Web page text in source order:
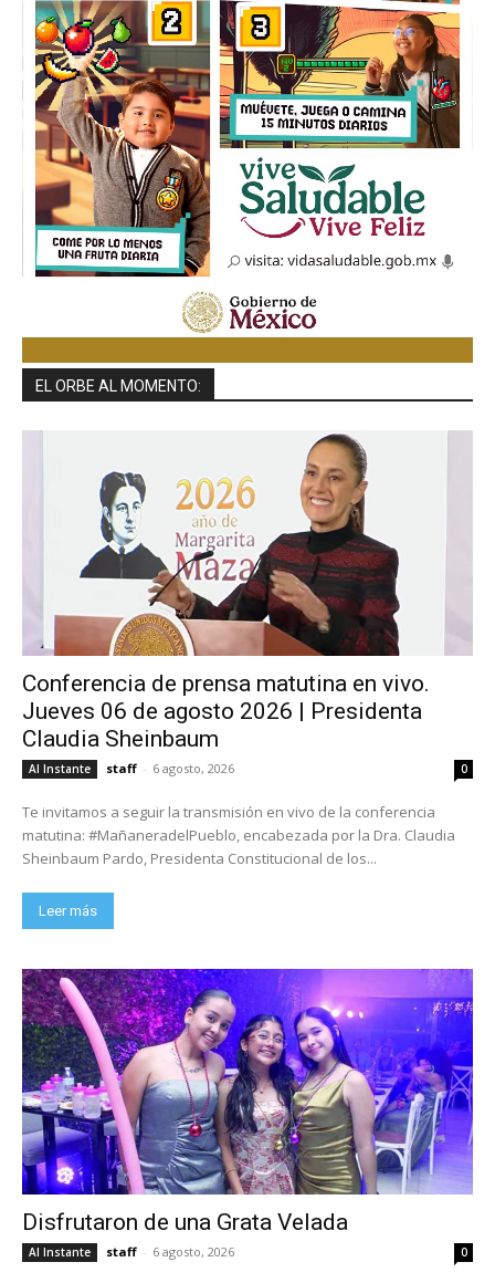
EL ORBE AL MOMENTO:
Conferencia de prensa matutina en vivo.
Jueves 06 de agosto 2026 | Presidenta
Claudia Sheinbaum
Al Instante staff - 6 agosto, 2026 0
Te invitamos a seguir la transmisión en vivo de la conferencia
matutina: #MañaneradelPueblo, encabezada por la Dra. Claudia
Sheinbaum Pardo, Presidenta Constitucional de los...
Leer más
Disfrutaron de una Grata Velada
Al Instante staff - 6 agosto, 2026 0